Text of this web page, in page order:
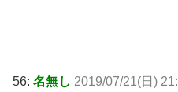
56: 名無し 2019/07/21(日)